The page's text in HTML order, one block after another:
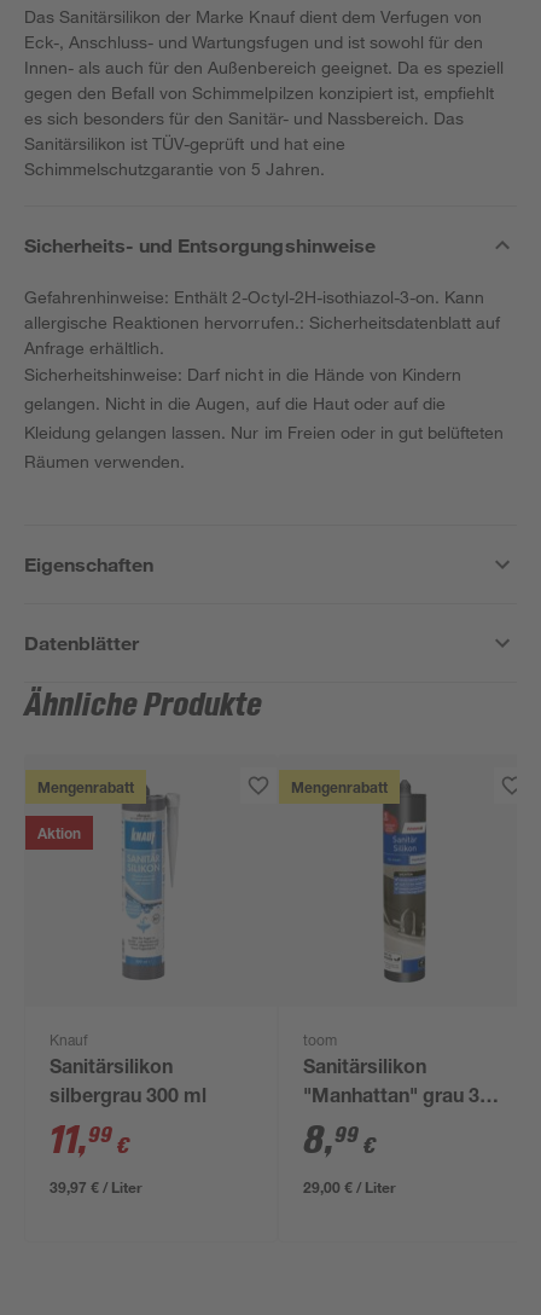
Das Sanitärsilikon der Marke Knauf dient dem Verfugen von
Eck-, Anschluss- und Wartungsfugen und ist sowohl für den
Innen- als auch für den Außenbereich geeignet. Da es speziell
gegen den Befall von Schimmelpilzen konzipiert ist, empfiehlt
es sich besonders für den Sanitär- und Nassbereich. Das
Sanitärsilikon ist TÜV-geprüft und hat eine
Schimmelschutzgarantie von 5 Jahren.
Sicherheits- und Entsorgungshinweise
Gefahrenhinweise: Enthält 2-Octyl-2H-isothiazol-3-on. Kann
allergische Reaktionen hervorrufen.: Sicherheitsdatenblatt auf
Anfrage erhältlich.
Sicherheitshinweise: Darf nicht in die Hände von Kindern
gelangen. Nicht in die Augen, auf die Haut oder auf die
Kleidung gelangen lassen. Nur im Freien oder in gut belüfteten
Räumen verwenden.
Eigenschaften
Datenblätter
Ähnliche Produkte
Mengenrabatt
Aktion
Knauf
Sanitärsilikon
silbergrau 300 ml
11,99 €
39,97 € / Liter
Mengenrabatt
toom
Sanitärsilikon
"Manhattan" grau 310
ml
8,99 €
29,00 € / Liter